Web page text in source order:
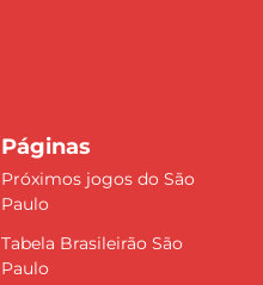
Páginas
Próximos jogos do São
Paulo
Tabela Brasileirão São
Paulo